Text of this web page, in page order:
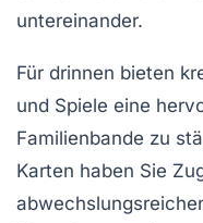
untereinander.
Für drinnen bieten
und Spiele eine
Familienbande zu
Karten haben Sie